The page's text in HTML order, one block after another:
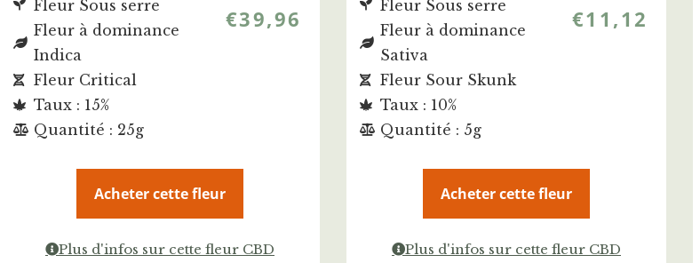
Fleur Sous serre
Fleur à dominance
Indica
Fleur Critical
Taux : 15%
Quantité : 25g
€39,96
Acheter cette fleur
Plus d'infos sur cette fleur CBD
Fleur Sous serre
Fleur à dominance
Sativa
Fleur Sour Skunk
Taux : 10%
Quantité : 5g
€11,12
Acheter cette fleur
Plus d'infos sur cette fleur CBD